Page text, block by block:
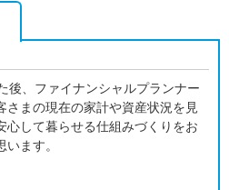
後、ファイナンシャルプランナー
さまの現在の家計や資産状況を見
心して暮らせる仕組みづくりをお
ます。